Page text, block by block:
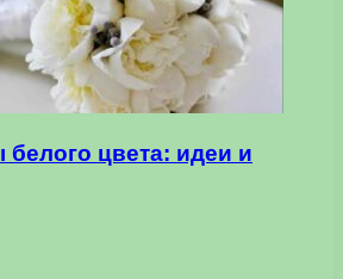
белого цвета: идеи и